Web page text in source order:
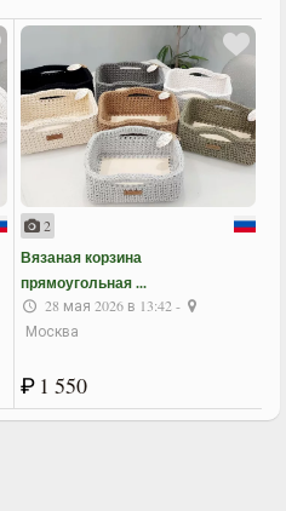
2
Вязаная корзина
прямоугольная ...
28 мая 2026 в 13:42 -
Москва
₽ 1 550